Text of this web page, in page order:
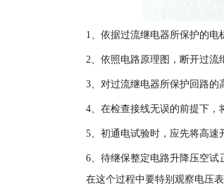
1、依据过流继电器所保护的电
2、依照电路原理图，断开过流
3、对过流继电器所保护回路的
4、在检查接线无误的前提下，
5、初通电试验时，应先将高速
6、待继保整定电路升降压空试
在这个过程中要特别观察电压